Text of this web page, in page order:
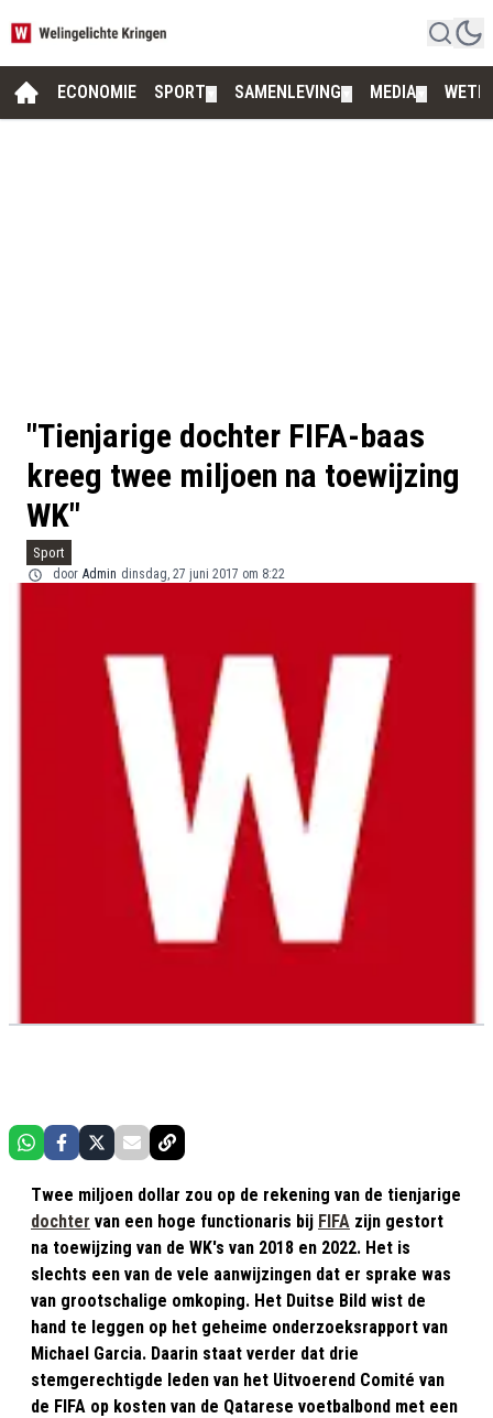
ECONOMIE SPORT SAMENLEVING MEDIA
"Tienjarige dochter FIFA-baas
kreeg twee miljoen na toewijzing
WK"
Sport
door Admin dinsdag, 27 juni 2017 om 8:22
Twee miljoen dollar zou op de rekening van de tienjarige
dochter van een hoge functionaris bij FIFA zijn gestort
na toewijzing van de WK's van 2018 en 2022. Het is
slechts een van de vele aanwijzingen dat er sprake was
van grootschalige omkoping. Het Duitse Bild wist de
hand te leggen op het geheime onderzoeksrapport van
Michael Garcia. Daarin staat verder dat drie
stemgerechtigde leden van het Uitvoerend Comité van
de FIFA op kosten van de Qatarese voetbalbond met een